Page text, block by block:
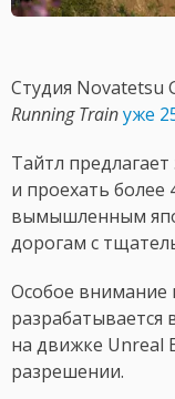
Студия Novatetsu
Running Trainуже
Тайтл
и проехать
вымышленным
дорогам с
Особое внимание
разрабатывается
на движке Unreal
разрешении.